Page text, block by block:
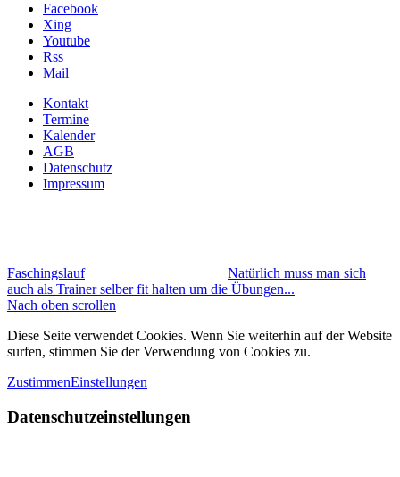
Facebook
Xing
Youtube
Rss
Mail
Kontakt
Termine
Kalender
AGB
Datenschutz
Impressum
Faschingslauf
Natürlich muss man sich
auch als Trainer selber fit halten um die Übungen...
Nach oben scrollen
Diese Seite verwendet Cookies. Wenn Sie weiterhin auf der Website
surfen, stimmen Sie der Verwendung von Cookies zu.
ZustimmenEinstellungen
Datenschutzeinstellungen